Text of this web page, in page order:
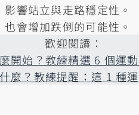
影響站立與走路穩定性。
會增加跌倒的可能性。
歡迎閱讀：
開始？教練精選 6 個運
麼？教練提醒：這 1 種